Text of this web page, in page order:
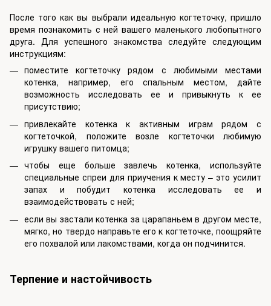
После того как вы выбрали идеальную когтеточку, пришло
время познакомить с ней вашего маленького любопытного
друга. Для успешного знакомства следуйте следующим
инструкциям:
поместите когтеточку рядом с любимыми местами
котенка, например, его спальным местом, дайте
возможность исследовать ее и привыкнуть к ее
присутствию;
привлекайте котенка к активным играм рядом с
когтеточкой, положите возле когтеточки любимую
игрушку вашего питомца;
чтобы еще больше завлечь котенка, используйте
специальные спреи для приучения к месту – это усилит
запах и побудит котенка исследовать ее и
взаимодействовать с ней;
если вы застали котенка за царапаньем в другом месте,
мягко, но твердо направьте его к когтеточке, поощряйте
его похвалой или лакомствами, когда он подчинится.
Терпение и настойчивость